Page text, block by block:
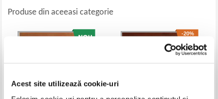
Acest site utilizează cookie-uri
Produse din aceeasi categorie
-20%